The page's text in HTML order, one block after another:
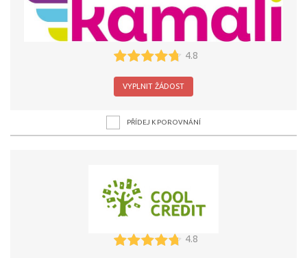
4.8
VYPLNIT ŽÁDOST
PŘÍDEJ K POROVNÁNÍ
4.8